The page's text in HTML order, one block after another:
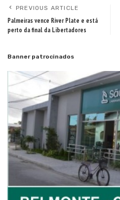
PREVIOUS ARTICLE
Palmeiras vence River Plate e está
perto da final da Libertadores
Banner patrocinados